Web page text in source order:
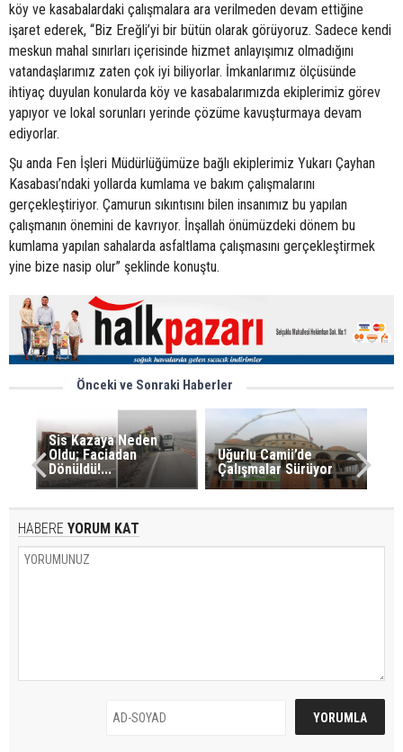
köy ve kasabalardaki çalışmalara ara verilmeden devam ettiğine
işaret ederek, “Biz Ereğli’yi bir bütün olarak görüyoruz. Sadece kendi
meskun mahal sınırları içerisinde hizmet anlayışımız olmadığını
vatandaşlarımız zaten çok iyi biliyorlar. İmkanlarımız ölçüsünde
ihtiyaç duyulan konularda köy ve kasabalarımızda ekiplerimiz görev
yapıyor ve lokal sorunları yerinde çözüme kavuşturmaya devam
ediyorlar.
Şu anda Fen İşleri Müdürlüğümüze bağlı ekiplerimiz Yukarı Çayhan
Kasabası’ndaki yollarda kumlama ve bakım çalışmalarını
gerçekleştiriyor. Çamurun sıkıntısını bilen insanımız bu yapılan
çalışmanın önemini de kavrıyor. İnşallah önümüzdeki dönem bu
kumlama yapılan sahalarda asfaltlama çalışmasını gerçekleştirmek
yine bize nasip olur” şeklinde konuştu.
Önceki ve Sonraki Haberler
Sis Kazaya Neden
Oldu; Faciadan
Dönüldü!...
Uğurlu Camii’de
Çalışmalar Sürüyor
HABERE YORUM KAT